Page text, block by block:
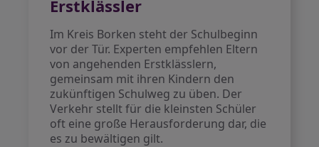
Erstklässler
Im Kreis Borken steht der Schulbeginn
vor der Tür. Experten empfehlen Eltern
von angehenden Erstklässlern,
gemeinsam mit ihren Kindern den
zukünftigen Schulweg zu üben. Der
Verkehr stellt für die kleinsten Schüler
oft eine große Herausforderung dar, die
es zu bewältigen gilt.